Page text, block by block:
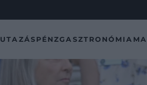
UTAZÁSPÉNZGASZTRONÓMIA